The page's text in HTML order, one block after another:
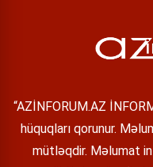
“AZİNFORUM.AZ
hüquqları qorunur.
mütləqdir. Məlumat